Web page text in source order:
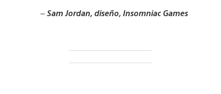
–Sam Jordan, diseño, Insomniac Games